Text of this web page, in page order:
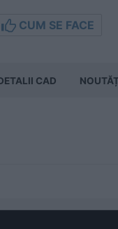
CUM SE FACE
CAD